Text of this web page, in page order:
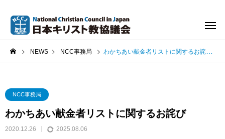
NEWS NCC事務局 わかちあい献金者リストに関するお詫び
NCC事務局
わかちあい献金者リストに関するお詫び
2020.12.26 2025.08.06